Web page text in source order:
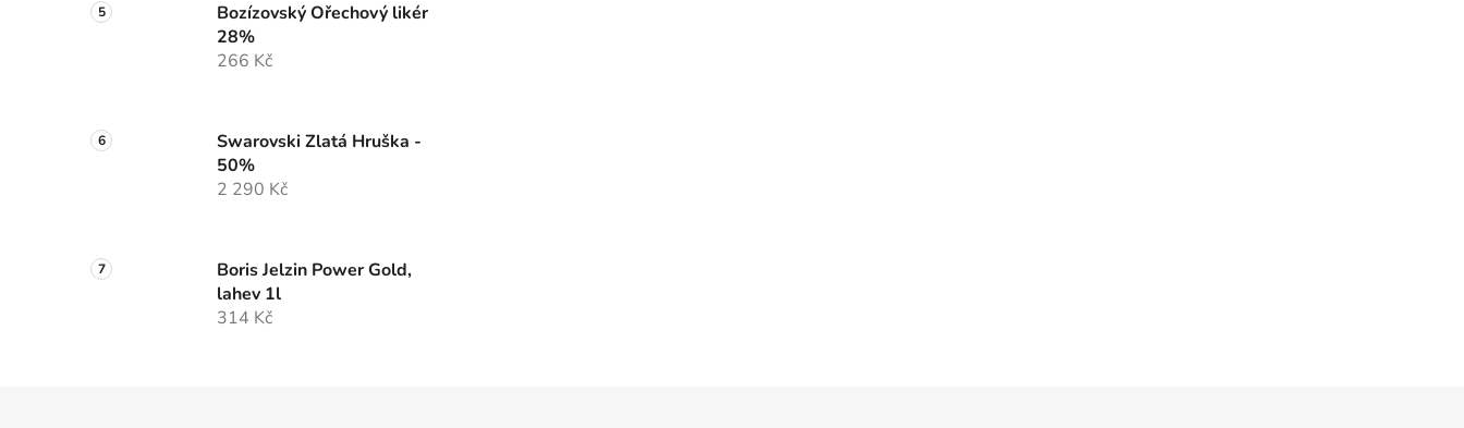
Bozízovský Ořechový likér
28%
266 Kč
Swarovski Zlatá Hruška -
50%
2 290 Kč
Boris Jelzin Power Gold,
lahev 1l
314 Kč